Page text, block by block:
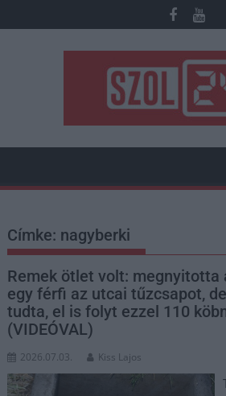
to
Címke: nagyberki
Remek ötlet volt: megnyitotta
egy férfi az utcai tűzcsapot,
tudta, el is folyt ezzel 110
(VIDEÓVAL)
2026.07.03. Kiss Lajos